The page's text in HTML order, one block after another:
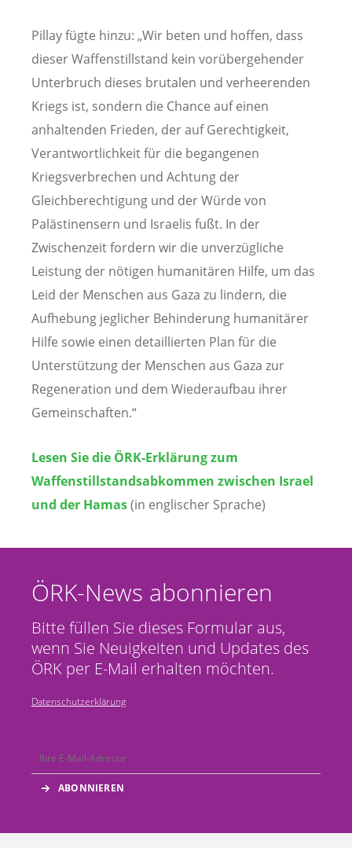
Pillay fügte hinzu: „Wir beten und hoffen, dass
dieser Waffenstillstand kein vorübergehender
Unterbruch dieses brutalen und verheerenden
Kriegs ist, sondern die Chance auf einen
anhaltenden Frieden, der auf Gerechtigkeit,
Verantwortlichkeit für die begangenen
Kriegsverbrechen und Achtung der
Gleichberechtigung und der Würde von
Palästinensern und Israelis fußt. In der
Zwischenzeit fordern wir die unverzügliche
Leistung der nötigen humanitären Hilfe, um das
Leid der Menschen aus Gaza zu lindern, die
Aufhebung jeglicher Behinderung humanitärer
Hilfe sowie einen detaillierten Plan für die
Unterstützung der Menschen aus Gaza zur
Regeneration und dem Wiederaufbau ihrer
Gemeinschaften.“
Lesen Sie die ÖRK-Erklärung zum
Waffenstillstandsabkommen zwischen Israel
und der Hamas(in englischer Sprache)
ÖRK-News abonnieren
Bitte füllen Sie dieses Formular aus,
wenn Sie Neuigkeiten und Updates des
ÖRK per E-Mail erhalten möchten.
Datenschutzerklärung